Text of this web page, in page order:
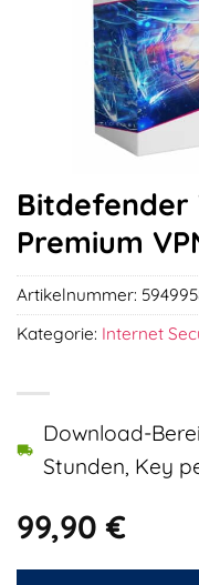
Bitdefender
Premium
99,90€
Download-
Stunden, Key
Artikelnummer:
Kategorie: Internet